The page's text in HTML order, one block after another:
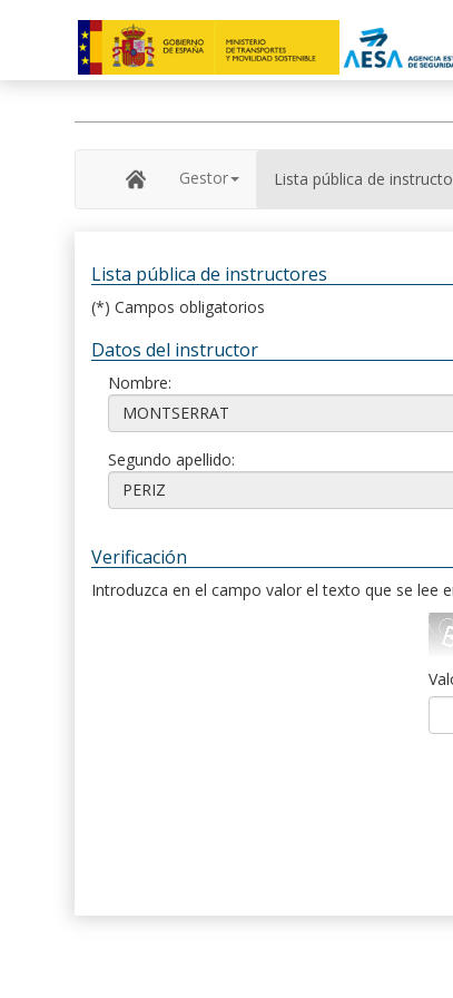
Gestor Lista pública de
Lista pública de instructores
(*) Campos obligatorios
Datos del instructor
Nombre:
Segundo apellido:
Verificación
Introduzca en el campo valor el texto que se lee